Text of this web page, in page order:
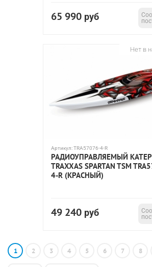
65 990 руб
Нет в
Артикул:TRA57076-4-R
РАДИОУПРАВЛЯЕМЫЙ КАТЕР
TRAXXAS SPARTAN TSM
4-R (КРАСНЫЙ)
49 240 руб
1 2 3 4 5 6 7 8